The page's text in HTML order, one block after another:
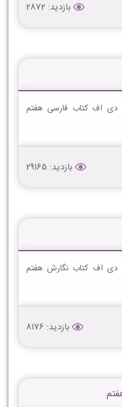
بازدید: 2872
دی اف کتاب فارسی هفتم
بازدید: 29165
دی اف کتاب نگارش هفتم
بازدید: 8176